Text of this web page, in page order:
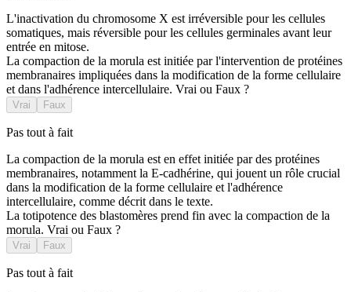
L'inactivation du chromosome X est irréversible pour les cellules
somatiques, mais réversible pour les cellules germinales avant leur
entrée en mitose.
La compaction de la morula est initiée par l'intervention de protéines
membranaires impliquées dans la modification de la forme cellulaire
et dans l'adhérence intercellulaire. Vrai ou Faux ?
Vrai Faux
Pas tout à fait
La compaction de la morula est en effet initiée par des protéines
membranaires, notamment la E-cadhérine, qui jouent un rôle crucial
dans la modification de la forme cellulaire et l'adhérence
intercellulaire, comme décrit dans le texte.
La totipotence des blastomères prend fin avec la compaction de la
morula. Vrai ou Faux ?
Vrai Faux
Pas tout à fait